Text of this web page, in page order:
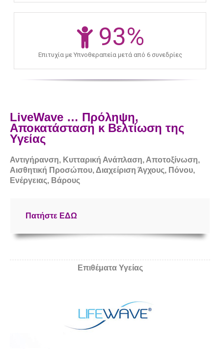
93%
Επιτυχία με Υπνοθεραπεία μετά από 6 συνεδρίες
LiveWave … Πρόληψη,
Αποκατάσταση κ Βελτίωση της
Υγείας
Αντιγήρανση, Κυτταρική Ανάπλαση, Αποτοξίνωση,
Αισθητική Προσώπου, Διαχείριση Άγχους, Πόνου,
Ενέργειας, Βάρους
Πατήστε ΕΔΩ
Επιθέματα Υγείας